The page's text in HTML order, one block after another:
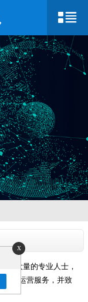
内大量的专业人士，
施与运营服务，并致
x